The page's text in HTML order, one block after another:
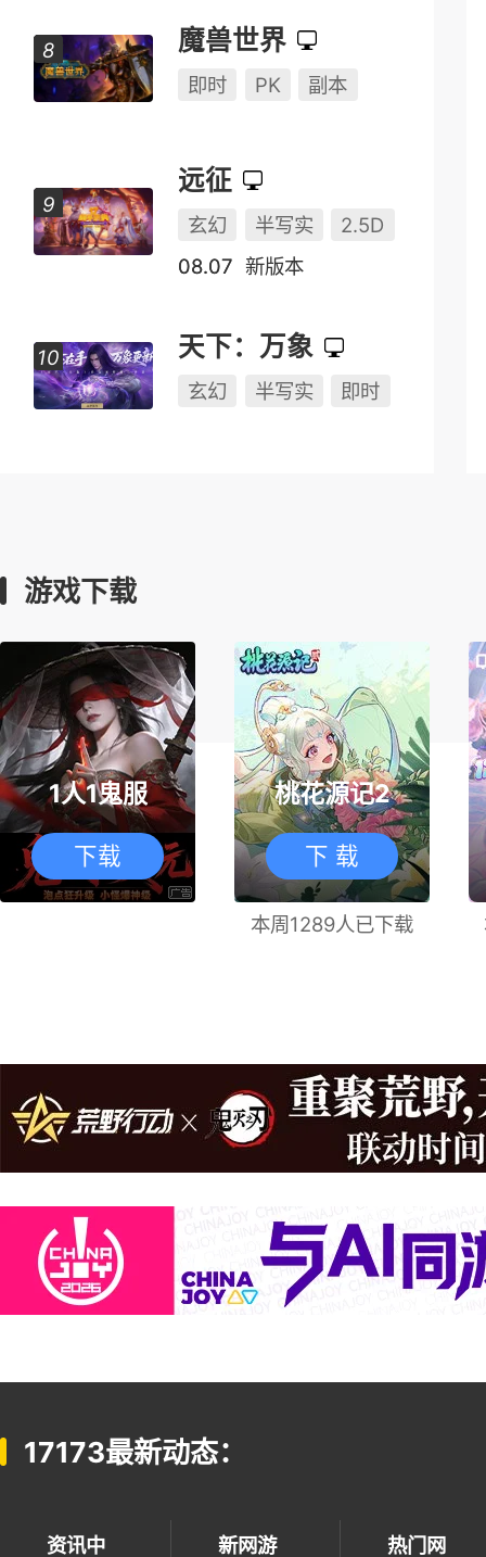
魔兽世界
即时 PK 副本
远征
玄幻 半写实
2.5D
08.07 新版本
天下：万象
玄幻 半写实 即时
游戏下载
1人1鬼服
下载
桃花源记2
下 载
本周1289人已下载
17173最新动态：
资讯中 新网游 热门网